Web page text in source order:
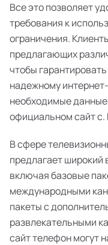
Все это позволяет
требования к
ограничения.
предлагающих
чтобы
надежному
необходимые
официальном сайт
В сфере
предлагает широкий
включая базовые
международными
пакеты с
развлекательными
сайт телефон могут